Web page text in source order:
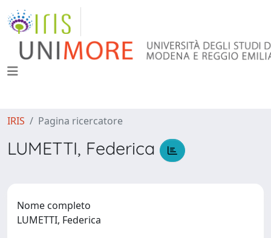
IRIS Pagina ricercatore
LUMETTI, Federica
Nome completo
LUMETTI, Federica